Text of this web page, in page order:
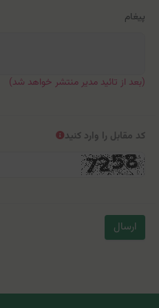
پیغام
(بعد از تائید مدیر منتشر خواهد شد)
کد مقابل را وارد کنید
ارسال